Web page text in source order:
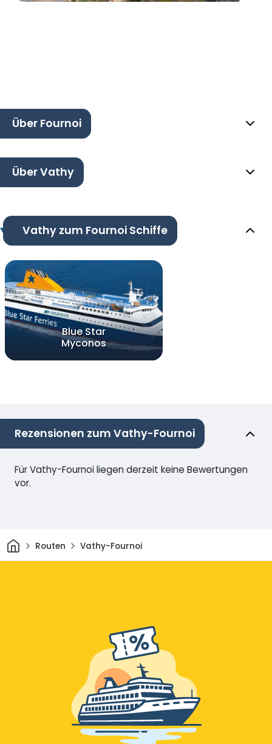
Über Fournoi
Über Vathy
Vathy zum Fournoi Schiffe
Blue Star
Myconos
Rezensionen zum Vathy-Fournoi
Für Vathy-Fournoi liegen derzeit keine Bewertungen
vor.
HeimRouten Vathy-Fournoi